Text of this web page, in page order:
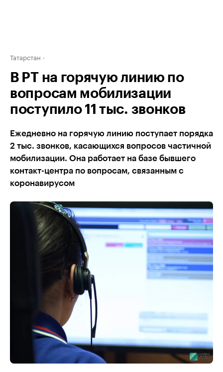
Татарстан
В РТ на горячую линию по
вопросам мобилизации
поступило 11 тыс. звонков
Ежедневно на горячую линию поступает порядка
2 тыс. звонков, касающихся вопросов частичной
мобилизации. Она работает на базе бывшего
контакт-центра по вопросам, связанным с
коронавирусом